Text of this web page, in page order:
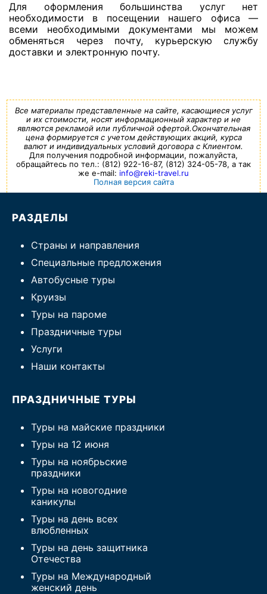
Для оформления большинства услуг нет
необходимости в посещении нашего офиса —
всеми необходимыми документами мы можем
обменяться через почту, курьерскую службу
доставки и электронную почту.
Все материалы представленные на сайте, касающиеся услуг
и их стоимости, носят информационный характер и не
являются рекламой или публичной офертой.Окончательная
цена формируется с учетом действующих акций, курса
валют и индивидуальных условий договора с Клиентом.
Для получения подробной информации, пожалуйста,
обращайтесь по тел.: (812) 922-16-87, (812) 324-05-78, а так
же e-mail: info@reki-travel.ru
Полная версия сайта
РАЗДЕЛЫ
Страны и направления
Специальные предложения
Автобусные туры
Круизы
Туры на пароме
Праздничные туры
Услуги
Наши контакты
ПРАЗДНИЧНЫЕ ТУРЫ
Туры на майские праздники
Туры на 12 июня
Туры на ноябрьские
праздники
Туры на новогодние
каникулы
Туры на день всех
влюбленных
Туры на день защитника
Отечества
Туры на Международный
женский день